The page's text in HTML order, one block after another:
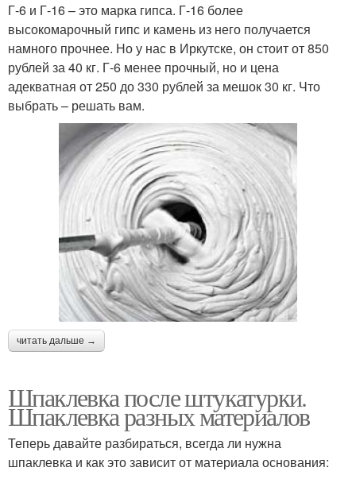
Г-6 и Г-16 – это марка гипса. Г-16 более
высокомарочный гипс и камень из него получается
намного прочнее. Но у нас в Иркутске, он стоит от 850
рублей за 40 кг. Г-6 менее прочный, но и цена
адекватная от 250 до 330 рублей за мешок 30 кг. Что
выбрать – решать вам.
читать дальше →
Шпаклевка после штукатурки.
Шпаклевка разных материалов
Теперь давайте разбираться, всегда ли нужна
шпаклевка и как это зависит от материала основания: